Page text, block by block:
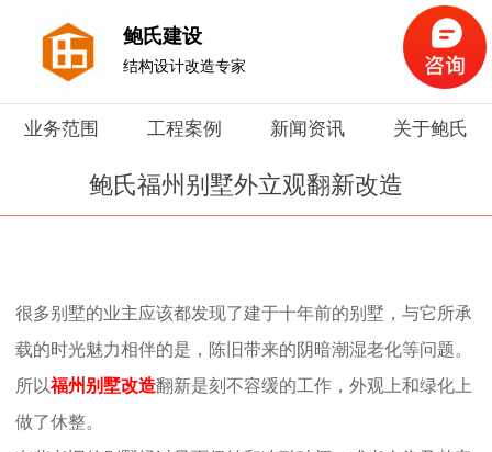
鲍氏建设
结构设计改造专家
业务范围 工程案例 新闻资讯 关于鲍氏
鲍氏福州别墅外立观翻新改造
很多别墅的业主应该都发现了建于十年前的别墅，与它所承
载的时光魅力相伴的是，陈旧带来的阴暗潮湿老化等问题。
所以福州别墅改造翻新是刻不容缓的工作，外观上和绿化上
做了休整。